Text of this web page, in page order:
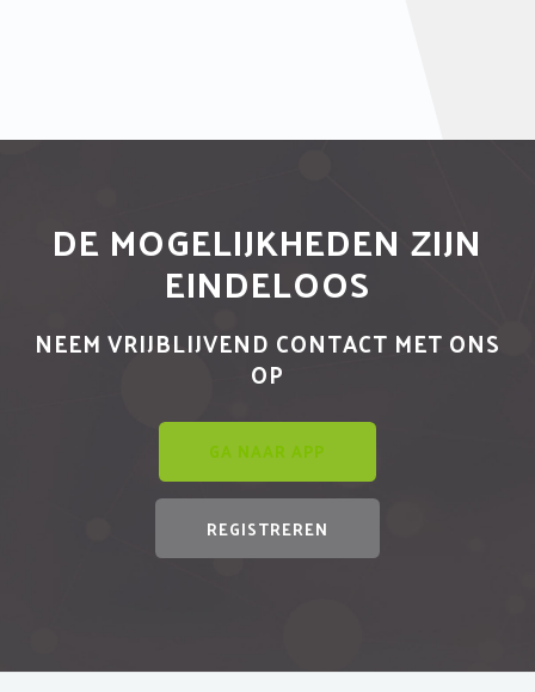
DE MOGELIJKHEDEN ZIJN
EINDELOOS
NEEM VRIJBLIJVEND CONTACT MET ONS
OP
GA NAAR APP
REGISTREREN